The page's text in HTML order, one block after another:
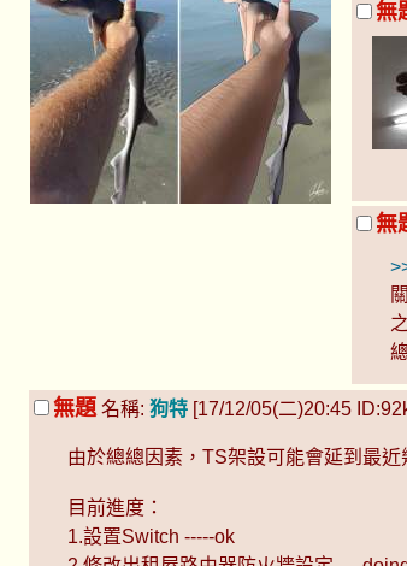
無
無
無題 名稱: 狗特 [17/12/05(二)20:45
由於總總因素，TS架設可能會延到最近
目前進度：
1.設置Switch -----ok